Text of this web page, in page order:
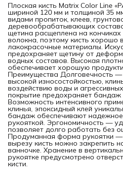
Плоская кисть Matrix Color Line
шириной 120 мм и толщиной 35
видами пропиток, клеев,
деревообрабатывающих
щетина расщеплена на
волокна, поэтому кисть хорошо
лакокрасочные материалы.
предохраняет щетину от
водных составов. Высокая
обеспечивает хорошую
Преимущества Долговечность
высокой износостойкостью,
воздействию воды и
покрытие предохраняет бандаж
Возможность интенсивного
клинья, эпоксидный клей
бандаж обеспечивают
рукояткой. Эргономичность —
позволяет долго работать без
Продуманная форма рукоятки
вырезу кисть можно закрепить
ванночке. Хранение в
рукоятке предусмотрено
кисти.